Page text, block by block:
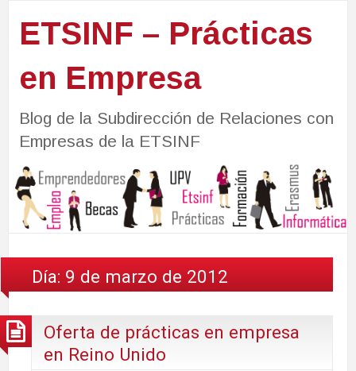
ETSINF – Prácticas
en Empresa
Blog de la Subdirección de Relaciones con
Empresas de la ETSINF
Día: 9 de marzo de 2012
Oferta de prácticas en empresa
en Reino Unido